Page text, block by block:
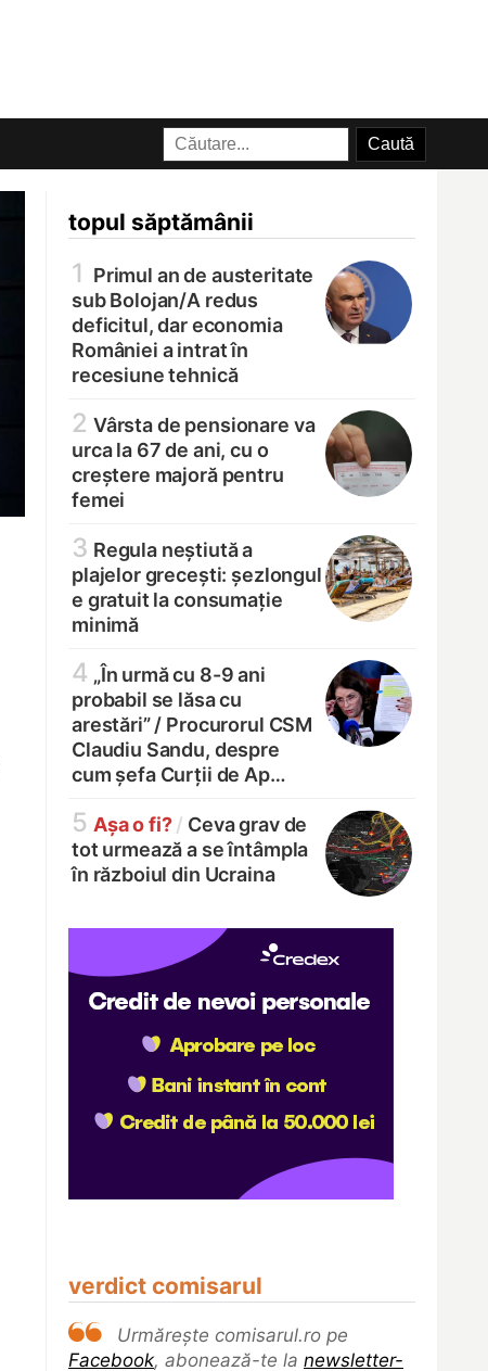
topul săptămânii
1
Primul an de austeritate
sub Bolojan/A redus
deficitul, dar economia
României a intrat în
recesiune tehnică
2 Vârsta de pensionare va
urca la 67 de ani, cu o
creștere majoră pentru
femei
3 Regula neștiută a
plajelor grecești: șezlongul
e gratuit la consumație
minimă
4 „În urmă cu 8-9 ani
probabil se lăsa cu
arestări” / Procurorul CSM
Claudiu Sandu, despre
cum șefa Curții de Ap…
5 Așa o fi? / Ceva grav de
tot urmează a se întâmpla
în războiul din Ucraina
verdict comisarul
Urmărește comisarul.ro pe
Facebook, abonează-te la newsletter-